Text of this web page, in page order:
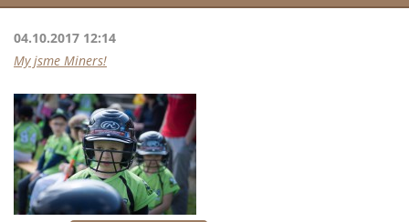
04.10.2017 12:14
My jsme Miners!